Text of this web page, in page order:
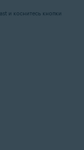
и коснитесь кнопки